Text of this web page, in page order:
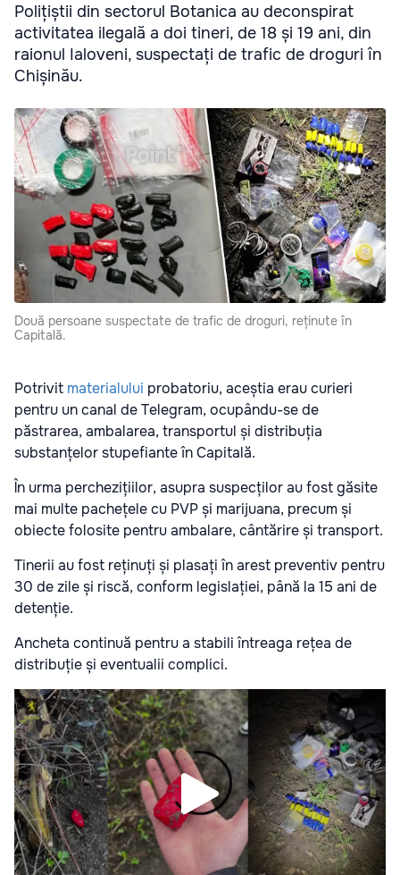
Polițiștii din sectorul Botanica au deconspirat
activitatea ilegală a doi tineri, de 18 și 19 ani, din
raionul Ialoveni, suspectați de trafic de droguri în
Chișinău.
Două persoane suspectate de trafic de droguri, reținute în
Capitală.
Potrivit materialului probatoriu, aceștia erau curieri
pentru un canal de Telegram, ocupându-se de
păstrarea, ambalarea, transportul și distribuția
substanțelor stupefiante în Capitală.
În urma perchezițiilor, asupra suspecților au fost găsite
mai multe pachețele cu PVP și marijuana, precum și
obiecte folosite pentru ambalare, cântărire și transport.
Tinerii au fost reținuți și plasați în arest preventiv pentru
30 de zile și riscă, conform legislației, până la 15 ani de
detenție.
Ancheta continuă pentru a stabili întreaga rețea de
distribuție și eventualii complici.